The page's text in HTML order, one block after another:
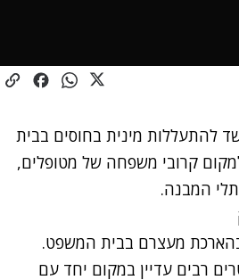
מינית בחוסים בבית
קרובי משפחה של מטופלים,
המבנה.
בהארכת מעצרם בבית המשפט.
רבים עדיין במקום יחד עם